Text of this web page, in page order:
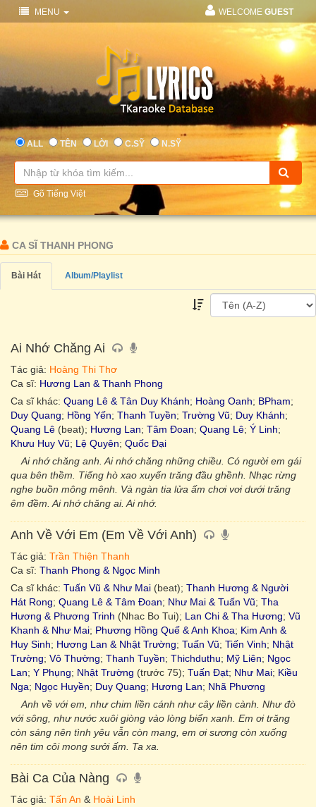
MENU WELCOME GUEST
ALL TÊN LỜI C.SỸ N.SỸ
Gõ Tiếng Việt
CA SĨ THANH PHONG
Bài Hát Album/Playlist
Ai Nhớ Chăng Ai
Tác giả: Hoàng Thi Thơ
Ca sĩ: Hương Lan & Thanh Phong
Ca sĩ khác: Quang Lê & Tân Duy Khánh; Hoàng Oanh; BPham;
Duy Quang; Hồng Yến; Thanh Tuyền; Trường Vũ; Duy Khánh;
Quang Lê (beat); Hương Lan; Tâm Đoan; Quang Lê; Ý Linh;
Khưu Huy Vũ; Lệ Quyên; Quốc Đại
Ai nhớ chăng anh. Ai nhớ chăng những chiều. Có người em gái
qua bên thềm. Tiếng hò xao xuyến trăng đầu ghềnh. Nhạc rừng
nghe buồn mông mênh. Và ngàn tia lửa ấm chơi vơi dưới trăng
êm đềm. Ai nhớ chăng ai. Ai nhớ.
Anh Về Với Em (Em Về Với Anh)
Tác giả: Trần Thiện Thanh
Ca sĩ: Thanh Phong & Ngọc Minh
Ca sĩ khác: Tuấn Vũ & Như Mai (beat); Thanh Hương & Người
Hát Rong; Quang Lê & Tâm Đoan; Như Mai & Tuấn Vũ; Tha
Hương & Phương Trinh (Nhac Bo Tui); Lan Chi & Tha Hương; Vũ
Khanh & Như Mai; Phương Hồng Quế & Anh Khoa; Kim Anh &
Huy Sinh; Hương Lan & Nhật Trường; Tuấn Vũ; Tiến Vinh; Nhật
Trường; Vô Thường; Thanh Tuyền; Thichduthu; Mỹ Liên; Ngọc
Lan; Y Phụng; Nhật Trường (trước 75); Tuấn Đạt; Như Mai; Kiều
Nga; Ngọc Huyền; Duy Quang; Hương Lan; Nhã Phương
Anh về với em, như chim liền cánh như cây liền cành. Như đò
với sông, như nước xuôi giòng vào lòng biển xanh. Em ơi trăng
còn sáng nên tình yêu vẫn còn mang, em ơi sương còn xuống
nên tim côi mong sưởi ấm. Ta xa.
Bài Ca Của Nàng
Tác giả: Tấn An & Hoài Linh